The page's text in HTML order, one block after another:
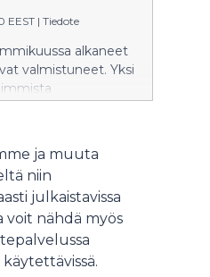
palvelut ruoasta
saman katon
EEST | Tiedote
alkaneet
valmistuneet. Yksi
pysähdyspaikan.
ja muuta
niin
julkaistavissa
voit nähdä myös